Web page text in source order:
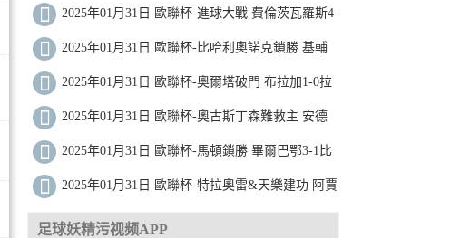
裏昂1-1盧多戈雷茨
2025年01月31日 歐聯杯-進球大戰 費倫茨瓦羅斯4-
3阿爾克馬爾
2025年01月31日 歐聯杯-比哈利奧諾克鎖勝 基輔
迪納摩1-0列加斯
2025年01月31日 歐聯杯-奧爾塔破門 布拉加1-0拉
齊奧
2025年01月31日 歐聯杯-奧古斯丁森難救主 安德
萊赫特3-4霍芬海姆
2025年01月31日 歐聯杯-馬頓鎖勝 畢爾巴鄂3-1比
爾森勝利
2025年01月31日 歐聯杯-特拉奧雷&天樂建功 阿賈
克斯2-1加拉塔薩雷
足球妖精污视频APP